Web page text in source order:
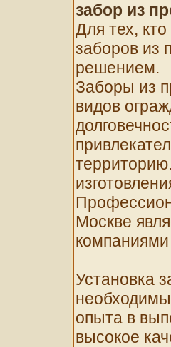
забор из
Для тех,
заборов из
решением.
Заборы из
видов
Москве
компаниями
Установка
опыта в
высокое